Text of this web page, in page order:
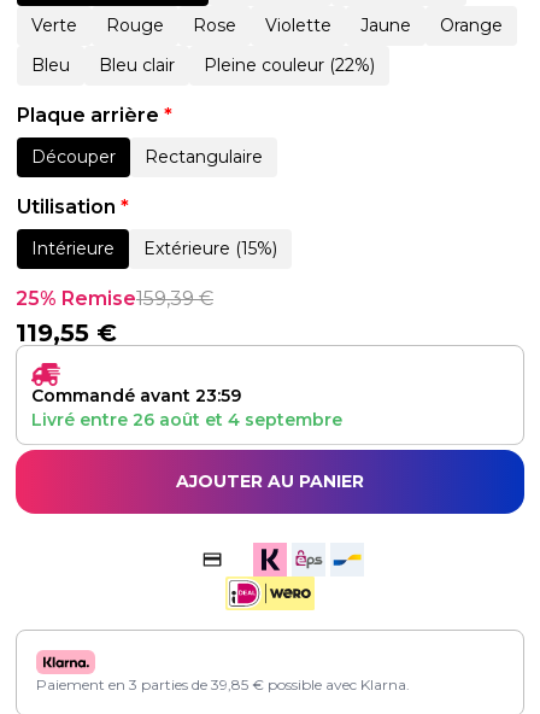
Verte
Rouge Rose Violette Jaune
Orange
Bleu
Bleu clair Pleine couleur (22%)
Plaque arrière *
Découper Rectangulaire
Utilisation *
Intérieure Extérieure (15%)
25% Remise159,39€
119,55 €
Commandé avant 23:59
Livré entre 26 août et 4 septembre
AJOUTER AU PANIER
Paiement en 3 parties de 39,85 € possible avec Klarna.